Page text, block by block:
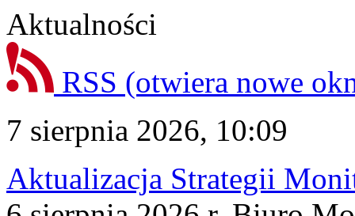
Aktualności
RSS (otwiera nowe
7 sierpnia 2026, 10:09
Aktualizacja Strategii